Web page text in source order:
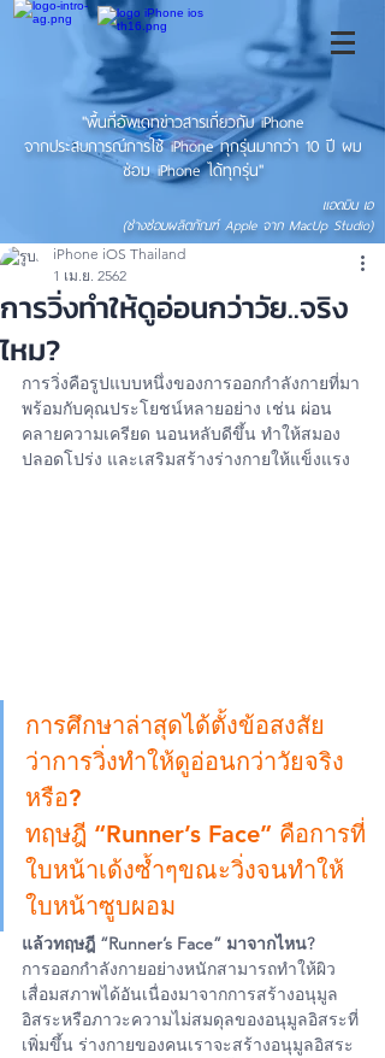
"พื้นที่อัพเดทข่าวสารเกี่ยวกับ iPhone
จากประสบการณ์การใช้ iPhone ทุกรุ่นมากว่า 10 ปี ผม
ซ่อม iPhone ได้ทุกรุ่น"
แอดมิน เอ
(ช่างซ่อมผลิตภัณฑ์ Apple จาก MacUp Studio)
การวิ่งทำให้ดูอ่อนกว่าวัย..จริง
ไหม?
iPhone iOS Thailand
1 เม.ย. 2562
การวิ่งคือรูปแบบหนึ่งของการออกกำลังกายที่มา
พร้อมกับคุณประโยชน์หลายอย่าง เช่น ผ่อน
คลายความเครียด นอนหลับดีขึ้น ทำให้สมอง
ปลอดโปร่ง และเสริมสร้างร่างกายให้แข็งแรง
การศึกษาล่าสุดได้ตั้งข้อสงสัย
ว่าการวิ่งทำให้ดูอ่อนกว่าวัยจริง
หรือ?
ทฤษฎี “Runner’s Face” คือการที่
ใบหน้าเด้งซ้ำๆขณะวิ่งจนทำให้
ใบหน้าซูบผอม
แล้วทฤษฎี “Runner’s Face” มาจากไหน?
การออกกำลังกายอย่างหนักสามารถทำให้ผิว
เสื่อมสภาพได้อันเนื่องมาจากการสร้างอนุมูล
อิสระหรือภาวะความไม่สมดุลของอนุมูลอิสระที่
เพิ่มขึ้น ร่างกายของคนเราจะสร้างอนุมูลอิสระ